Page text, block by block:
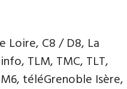
Loire, C8 / D8, La
TLM, TMC, TLT,
téléGrenoble Isère,